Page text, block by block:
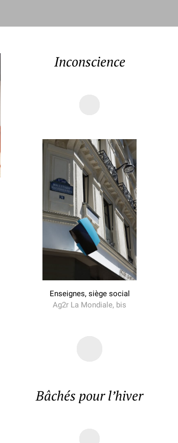
Inconscience
Enseignes, siège social
Ag2r La Mondiale, bis
Bâchés pour l’hiver